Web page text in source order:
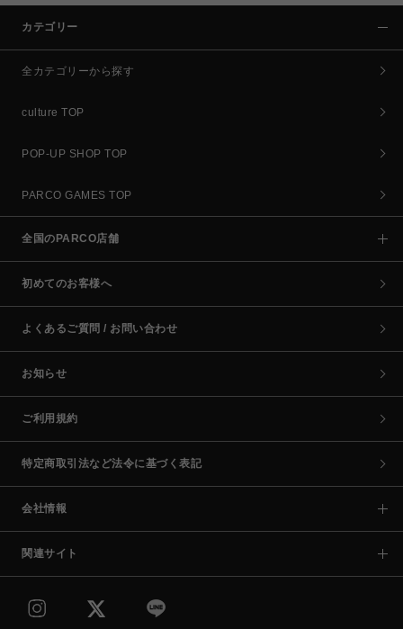
カテゴリー
全カテゴリーから探す
culture TOP
POP-UP SHOP TOP
PARCO GAMES TOP
全国のPARCO店舗
初めてのお客様へ
よくあるご質問 / お問い合わせ
お知らせ
ご利用規約
特定商取引法など法令に基づく表記
会社情報
関連サイト